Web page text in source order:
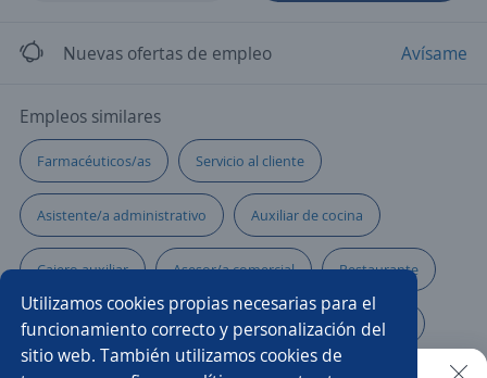
Utilizamos cookies propias necesarias para el
funcionamiento correcto y personalización del
sitio web. También utilizamos cookies de
Nuevas ofertas de empleo Avísame
Empleos similares
Farmacéuticos/as Servicio al cliente
Asistente/a administrativo Auxiliar de cocina
Cajero auxiliar Asesor/a comercial Restaurante
Cajero restaurante Administrador/a de restaurante